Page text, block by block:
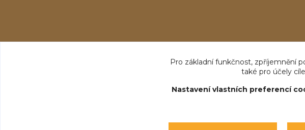
Pro základní funkčnost, zpříjemnění
také pro účely
Nastavení vlastních preferencí